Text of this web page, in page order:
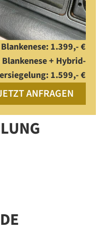
1.399,- €
+ Hybrid-
1.599,- €
ANFRAGEN